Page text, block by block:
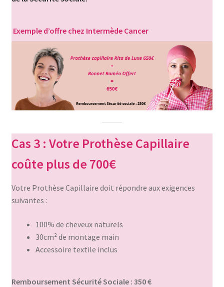
Exemple d’offre chez Intermède Cancer
Cas 3 : Votre Prothèse Capillaire
coûte plus de 700€
Votre Prothèse Capillaire doit répondre aux exigences
suivantes :
100% de cheveux naturels
30cm² de montage main
Accessoire textile inclus
Remboursement Sécurité Sociale : 350 €